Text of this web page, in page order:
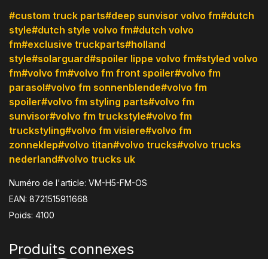
#custom truck parts#deep sunvisor volvo fm#dutch
style#dutch style volvo fm#dutch volvo
fm#exclusive truckparts#holland
style#solarguard#spoiler lippe volvo fm#styled volvo
fm#volvo fm#volvo fm front spoiler#volvo fm
parasol#volvo fm sonnenblende#volvo fm
spoiler#volvo fm styling parts#volvo fm
sunvisor#volvo fm truckstyle#volvo fm
truckstyling#volvo fm visiere#volvo fm
zonneklep#volvo titan#volvo trucks#volvo trucks
nederland#volvo trucks uk
Numéro de l'article: VM-H5-FM-OS
EAN: 8721515911668
Poids: 4100
Produits connexes